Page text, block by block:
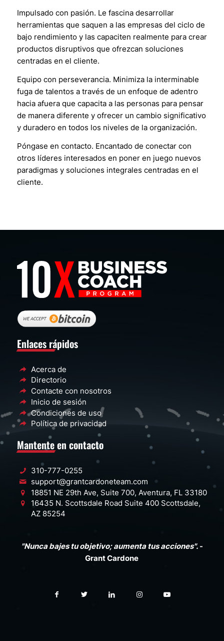
Impulsado con pasión. Le fascina desarrollar
herramientas que saquen a las empresas del ciclo de
bajo rendimiento y las capaciten realmente para crear
productos disruptivos que ofrezcan soluciones
centradas en el cliente.
Equipo con perseverancia. Minimiza la interminable
fuga de talentos a través de un enfoque de adentro
hacia afuera que capacita a las personas para pensar
de manera diferente y ofrecer un cambio significativo
y duradero en todos los niveles de la organización.
Póngase en contacto. Encantado de conectar con
otros líderes interesados en poner en juego nuevos
paradigmas y soluciones integrales centradas en el
cliente.
Enlaces rápidos
Acerca de
Directorio
Contacte con nosotros
Inicio de sesión
Condiciones de uso
Política de privacidad
Mantente en contacto
310-777-0255
support@grantcardoneteam.com
18851 NE 29th Ave, Suite 700, Aventura, FL 33180
16435 N. Scottsdale Road Suite 400 Scottsdale,
AZ 85254
"Nunca bajes tu objetivo; aumenta tus acciones".-
Grant Cardone